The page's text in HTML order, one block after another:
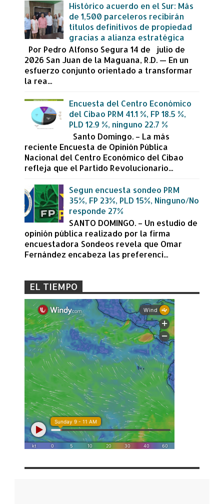
Histórico acuerdo en el Sur: Más
de 1,500 parceleros recibirán
títulos definitivos de propiedad
gracias a alianza estratégica
Por Pedro Alfonso Segura 14 de julio de
2026 San Juan de la Maguana, R.D. — En un
esfuerzo conjunto orientado a transformar
la rea...
Encuesta del Centro Económico
del Cibao PRM 41.1 %, FP 18.5 %,
PLD 12.9 %, ninguno 22.7 %
Santo Domingo. – La más
reciente Encuesta de Opinión Pública
Nacional del Centro Económico del Cibao
refleja que el Partido Revolucionario...
Segun encuesta sondeo PRM
35%, FP 23%, PLD 15%, Ninguno/No
responde 27%
SANTO DOMINGO. – Un estudio de
opinión pública realizado por la firma
encuestadora Sondeos revela que Omar
Fernández encabeza las preferenci...
EL TIEMPO